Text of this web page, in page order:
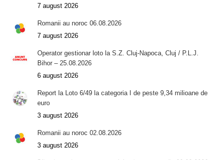
7 august 2026
Romanii au noroc 06.08.2026
7 august 2026
Operator gestionar loto la S.Z. Cluj-Napoca, Cluj / P.L.J.
Bihor – 25.08.2026
6 august 2026
Report la Loto 6/49 la categoria I de peste 9,34 milioane de
euro
3 august 2026
Romanii au noroc 02.08.2026
3 august 2026